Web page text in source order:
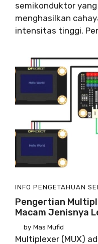
semikonduktor
menghasilkan
intensitas tinggi.
INFO PENGETAHUAN
Pengertian
Macam Jenisnya
by Mas Mufid
Multiplexer (MUX)